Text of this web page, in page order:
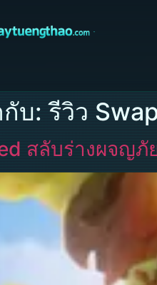
กับ:รีวิว
สลับร่างผจญภั